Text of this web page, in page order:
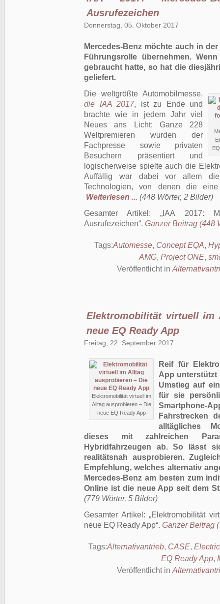
Ausrufezeichen
Donnerstag, 05. Oktober 2017
Mercedes-Benz möchte auch in
Führungsrolle übernehmen.
gebraucht hatte, so hat die
geliefert.
Die weltgrößte Automobilmesse,
die IAA 2017, ist zu Ende und
brachte wie in jedem Jahr viel
Neues ans Licht: Ganze 228
Weltpremieren wurden der
Fachpresse sowie privaten
Besuchern präsentiert und
logischerweise spielte auch die
Auffällig war dabei vor allem die
Technologien, von denen die
Weiterlesen ... (448 Wörter, 2 Bilder)
Gesamter Artikel: IAA 2017:
Ausrufezeichen . Ganzer Beitrag (448
Tags:Automesse, Concept EQA,
AMG, Project ONE,
Veröffentlicht in
Elektromobilität virtuell im
neue EQ Ready App
Freitag, 22. September 2017
Elektromobilität virtuell im
Alltag ausprobieren – Die
neue EQ Ready App
Reif für
App unterstützt
Umstieg auf
für sie
Smartphone-
Fahrstrecken
alltägliches
dieses mit zahlreichen
Hybridfahrzeugen ab. So lässt
realitätsnah ausprobieren.
Empfehlung, welches alternativ
Mercedes-Benz am besten zum
Online ist die neue App seit dem
(779 Wörter, 5 Bilder)
Gesamter Artikel:
Elektromobilität
neue EQ Ready App . Ganzer Beitrag
Tags:Alternativantrieb, CASE,
EQ Ready App,
Veröffentlicht in